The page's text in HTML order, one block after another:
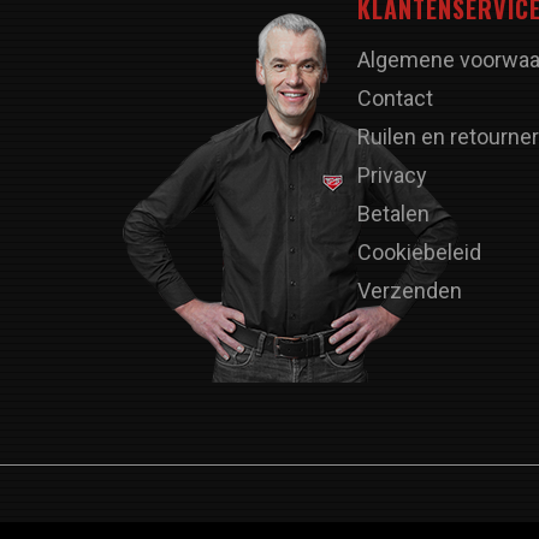
KLANTENSERVICE
Algemene
Contact
Ruilen en
Privacy
Betalen
Cookiebeleid
Verzenden